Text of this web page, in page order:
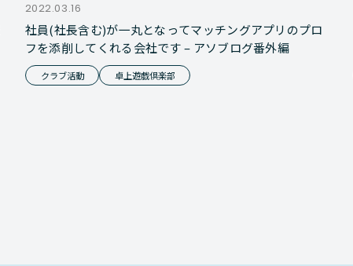
2022.03.16
社員(社長含む)が一丸となってマッチングアプリのプロ
フを添削してくれる会社です – アソブログ番外編
クラブ活動 卓上遊戯倶楽部